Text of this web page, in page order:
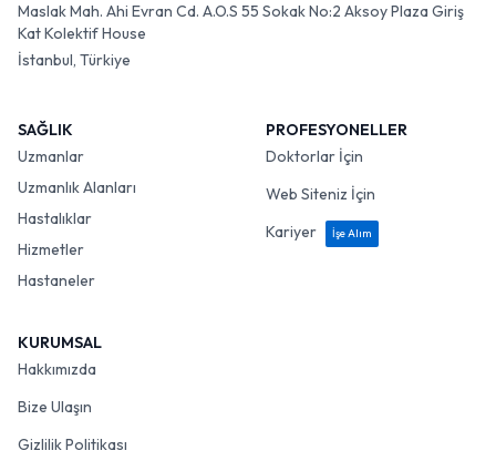
Maslak Mah. Ahi Evran Cd. A.O.S 55 Sokak No:2 Aksoy Plaza Giriş
Kat Kolektif House
İstanbul, Türkiye
SAĞLIK
Uzmanlar
Uzmanlık Alanları
Hastalıklar
Hizmetler
Hastaneler
PROFESYONELLER
Doktorlar İçin
Web Siteniz İçin
Kariyer
İşe Alım
KURUMSAL
Hakkımızda
Bize Ulaşın
Gizlilik Politikası